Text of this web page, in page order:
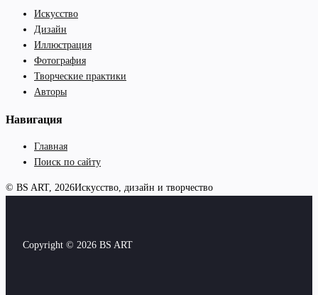
Искусство
Дизайн
Иллюстрация
Фотография
Творческие практики
Авторы
Навигация
Главная
Поиск по сайту
© BS ART, 2026Искусство, дизайн и творчество
Copyright © 2026 BS ART